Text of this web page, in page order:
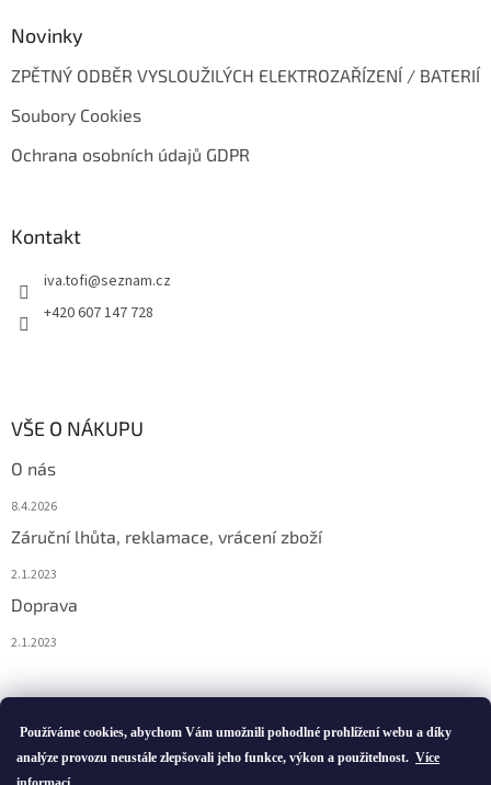
Používáme cookies, abychom Vám umožnili pohodlné prohlížení webu a díky
analýze provozu neustále zlepšovali jeho funkce, výkon a použitelnost. Více
Novinky
ZPĚTNÝ ODBĚR VYSLOUŽILÝCH ELEKTROZAŘÍZENÍ / BATERIÍ
Soubory Cookies
Ochrana osobních údajů GDPR
Kontakt
iva.tofi@seznam.cz
+420 607 147 728
VŠE O NÁKUPU
O nás
8.4.2026
Záruční lhůta, reklamace, vrácení zboží
2.1.2023
Doprava
2.1.2023
Vytvořil Shoptet